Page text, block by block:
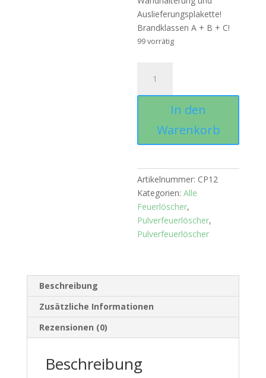
Auslieferungsplakette!
Brandklassen A + B + C!
99 vorrätig
kg
In den
Warenkorb
Artikelnummer: CP12
Kategorien:Alle
Feuerlöscher,
Pulverfeuerlöscher,
Pulverfeuerlöscher
Beschreibung
Zusätzliche Informationen
Rezensionen (0)
Beschreibung